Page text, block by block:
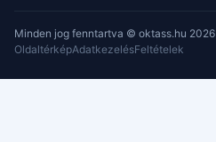
Minden jog fenntartva © oktass.hu 2026
OldaltérképAdatkezelésFeltételek